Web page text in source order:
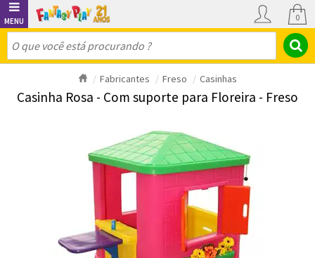
0
Fabricantes Freso Casinhas
Casinha Rosa - Com suporte para Floreira - Freso